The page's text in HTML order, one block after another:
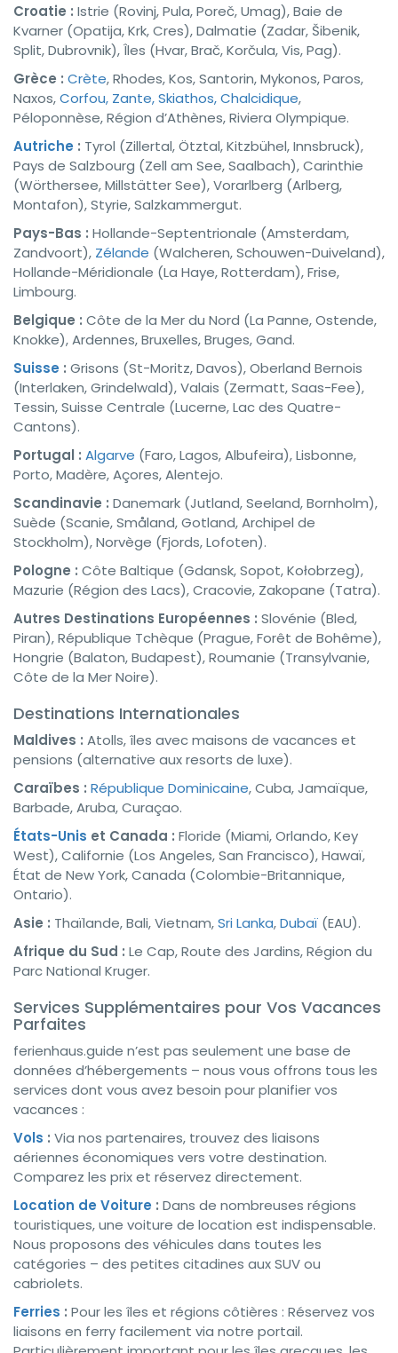
Croatie : Istrie (Rovinj, Pula, Poreč, Umag), Baie de
Kvarner (Opatija, Krk, Cres), Dalmatie (Zadar, Šibenik,
Split, Dubrovnik), Îles (Hvar, Brač, Korčula, Vis, Pag).
Grèce : Crète, Rhodes, Kos, Santorin, Mykonos, Paros,
Naxos,Corfou, Zante, Skiathos, Chalcidique,
Péloponnèse, Région d’Athènes, Riviera Olympique.
Autriche : Tyrol (Zillertal, Ötztal, Kitzbühel, Innsbruck),
Pays de Salzbourg (Zell am See, Saalbach), Carinthie
(Wörthersee, Millstätter See), Vorarlberg (Arlberg,
Montafon), Styrie, Salzkammergut.
Pays-Bas : Hollande-Septentrionale (Amsterdam,
Zandvoort), Zélande (Walcheren, Schouwen-Duiveland),
Hollande-Méridionale (La Haye, Rotterdam), Frise,
Limbourg.
Belgique : Côte de la Mer du Nord (La Panne, Ostende,
Knokke), Ardennes, Bruxelles, Bruges, Gand.
Suisse : Grisons (St-Moritz, Davos), Oberland Bernois
(Interlaken, Grindelwald), Valais (Zermatt, Saas-Fee),
Tessin, Suisse Centrale (Lucerne, Lac des Quatre-
Cantons).
Portugal : Algarve (Faro, Lagos, Albufeira), Lisbonne,
Porto, Madère, Açores, Alentejo.
Scandinavie : Danemark (Jutland, Seeland, Bornholm),
Suède (Scanie, Småland, Gotland, Archipel de
Stockholm), Norvège (Fjords, Lofoten).
Pologne : Côte Baltique (Gdansk, Sopot, Kołobrzeg),
Mazurie (Région des Lacs), Cracovie, Zakopane (Tatra).
Autres Destinations Européennes : Slovénie (Bled,
Piran), République Tchèque (Prague, Forêt de Bohême),
Hongrie (Balaton, Budapest), Roumanie (Transylvanie,
Côte de la Mer Noire).
Destinations Internationales
Maldives : Atolls, îles avec maisons de vacances et
pensions (alternative aux resorts de luxe).
Caraïbes : République Dominicaine, Cuba, Jamaïque,
Barbade, Aruba, Curaçao.
États-Unis et Canada : Floride (Miami, Orlando, Key
West), Californie (Los Angeles, San Francisco), Hawaï,
État de New York, Canada (Colombie-Britannique,
Ontario).
Asie : Thaïlande, Bali, Vietnam,Sri Lanka,Dubaï (EAU).
Afrique du Sud : Le Cap, Route des Jardins, Région du
Parc National Kruger.
Services Supplémentaires pour Vos Vacances
Parfaites
ferienhaus.guide n’est pas seulement une base de
données d’hébergements – nous vous offrons tous les
services dont vous avez besoin pour planifier vos
vacances :
Vols : Via nos partenaires, trouvez des liaisons
aériennes économiques vers votre destination.
Comparez les prix et réservez directement.
Location de Voiture : Dans de nombreuses régions
touristiques, une voiture de location est indispensable.
Nous proposons des véhicules dans toutes les
catégories – des petites citadines aux SUV ou
cabriolets.
Ferries : Pour les îles et régions côtières : Réservez vos
liaisons en ferry facilement via notre portail.